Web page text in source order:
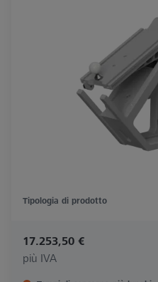
Tipologia di prodotto
17.253,50 €
più IVA